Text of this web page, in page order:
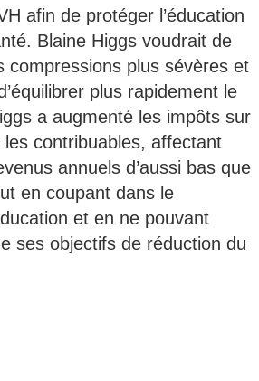
afin de protéger l’éducation
Blaine Higgs voudrait de
compressions plus sévères et
plus rapidement le
a augmenté les impôts sur
les contribuables, affectant
annuels d’aussi bas que
en coupant dans le
et en ne pouvant
ses objectifs de réduction du